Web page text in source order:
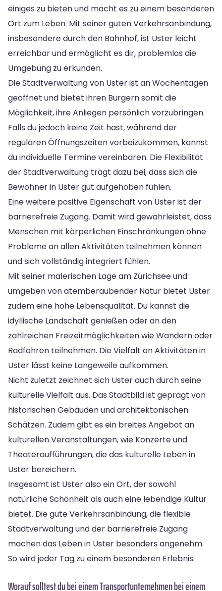
einiges zu bieten und macht es zu einem besonderen
Ort zum Leben. Mit seiner guten Verkehrsanbindung,
insbesondere durch den Bahnhof, ist Uster leicht
erreichbar und ermöglicht es dir, problemlos die
Umgebung zu erkunden.
Die Stadtverwaltung von Uster ist an Wochentagen
geöffnet und bietet ihren Bürgern somit die
Möglichkeit, ihre Anliegen persönlich vorzubringen.
Falls du jedoch keine Zeit hast, während der
regulären Öffnungszeiten vorbeizukommen, kannst
du individuelle Termine vereinbaren. Die Flexibilität
der Stadtverwaltung trägt dazu bei, dass sich die
Bewohner in Uster gut aufgehoben fühlen.
Eine weitere positive Eigenschaft von Uster ist der
barrierefreie Zugang. Damit wird gewährleistet, dass
Menschen mit körperlichen Einschränkungen ohne
Probleme an allen Aktivitäten teilnehmen können
und sich vollständig integriert fühlen.
Mit seiner malerischen Lage am Zürichsee und
umgeben von atemberaubender Natur bietet Uster
zudem eine hohe Lebensqualität. Du kannst die
idyllische Landschaft genießen oder an den
zahlreichen Freizeitmöglichkeiten wie Wandern oder
Radfahren teilnehmen. Die Vielfalt an Aktivitäten in
Uster lässt keine Langeweile aufkommen.
Nicht zuletzt zeichnet sich Uster auch durch seine
kulturelle Vielfalt aus. Das Stadtbild ist geprägt von
historischen Gebäuden und architektonischen
Schätzen. Zudem gibt es ein breites Angebot an
kulturellen Veranstaltungen, wie Konzerte und
Theateraufführungen, die das kulturelle Leben in
Uster bereichern.
Insgesamt ist Uster also ein Ort, der sowohl
natürliche Schönheit als auch eine lebendige Kultur
bietet. Die gute Verkehrsanbindung, die flexible
Stadtverwaltung und der barrierefreie Zugang
machen das Leben in Uster besonders angenehm.
So wird jeder Tag zu einem besonderen Erlebnis.
Worauf solltest du bei einem Transportunternehmen bei einem